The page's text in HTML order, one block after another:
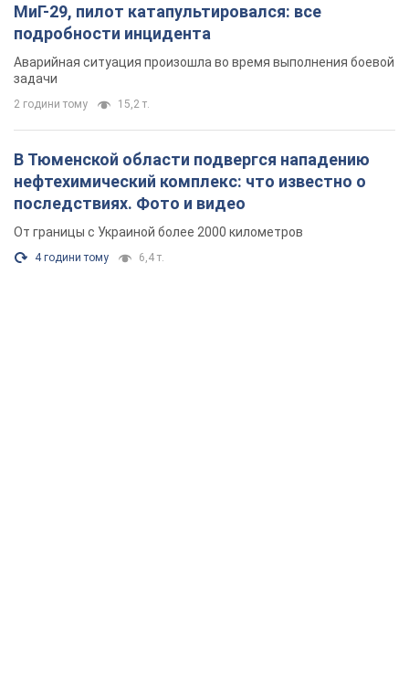
МиГ-29, пилот катапультировался: все
подробности инцидента
Аварийная ситуация произошла во время выполнения боевой
задачи
2 години тому 15,2 т.
В Тюменской области подвергся нападению
нефтехимический комплекс: что известно о
последствиях. Фото и видео
От границы с Украиной более 2000 километров
4 години тому 6,4 т.